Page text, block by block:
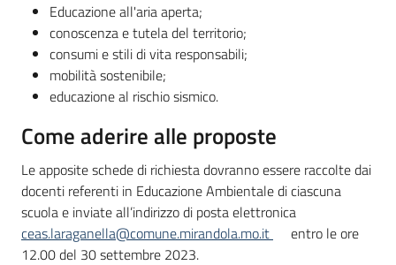
Educazione all'aria aperta;
conoscenza e tutela del territorio;
consumi e stili di vita responsabili;
mobilità sostenibile;
educazione al rischio sismico.
Come aderire alle proposte
Le apposite schede di richiesta dovranno essere raccolte dai
docenti referenti in Educazione Ambientale di ciascuna
scuola e inviate all’indirizzo di posta elettronica
ceas.laraganella@comune.mirandola.mo.it
entro le ore
12.00 del 30 settembre 2023.